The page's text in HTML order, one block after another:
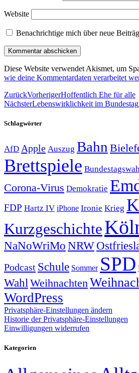
Website
Benachrichtige mich über neue
Diese Website verwendet Akismet, um
wie deine Kommentardaten verarbeitet
ZurückVorherigerHoffentlich Ehe für alle
NächsterLebenswirklichkeit im Bundestag
Schlagwörter
AfD Apple Auszug Bahn
Brettspiele
Corona-Virus Demokratie
FDP Hartz IV iPhone Ironie Krieg
Kurzgeschichte
NaNoWriMo NRW
Podcast Schule Sommer SPD
Wahl Weihnachten
WordPress
Privatsphäre-Einstellungen ändern
Historie der Privatsphäre-Einstellungen
Einwilligungen widerrufen
Kategorien